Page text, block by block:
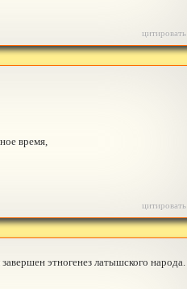
цитировать
время,
цитировать
этногенез латышского народа.